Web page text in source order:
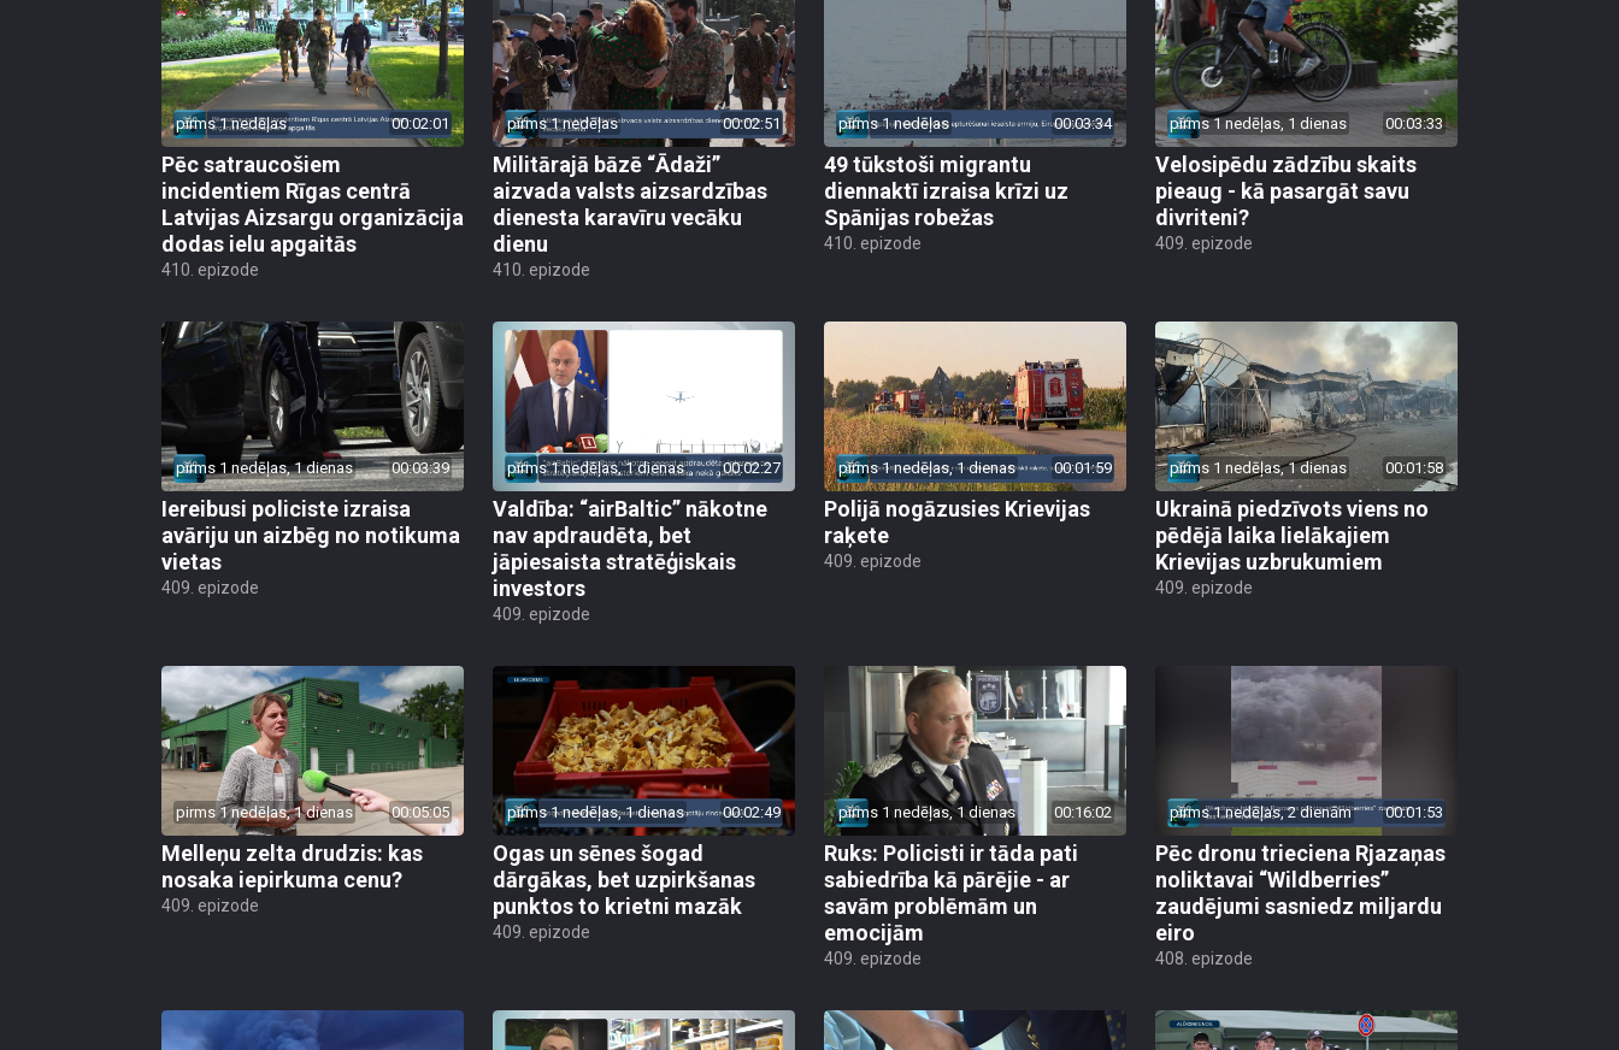
pirms 1 nedēļas 00:02:01
Pēc satraucošiem
incidentiem Rīgas centrā
Latvijas Aizsargu organizācija
dodas ielu apgaitās
410. epizode
pirms 1 nedēļas 00:02:51
Militārajā bāzē “Ādaži”
aizvada valsts aizsardzības
dienesta karavīru vecāku
dienu
410. epizode
pirms 1 nedēļas 00:03:34
49 tūkstoši migrantu
diennaktī izraisa krīzi uz
Spānijas robežas
410. epizode
pirms 1 nedēļas, 1 dienas 00:03:33
Velosipēdu zādzību skaits
pieaug - kā pasargāt savu
divriteni?
409. epizode
pirms 1 nedēļas, 1 dienas 00:03:39
Iereibusi policiste izraisa
avāriju un aizbēg no notikuma
vietas
409. epizode
pirms 1 nedēļas, 1 dienas 00:02:27
Valdība: “airBaltic” nākotne
nav apdraudēta, bet
jāpiesaista stratēģiskais
investors
409. epizode
pirms 1 nedēļas, 1 dienas 00:01:59
Polijā nogāzusies Krievijas
raķete
409. epizode
pirms 1 nedēļas, 1 dienas 00:01:58
Ukrainā piedzīvots viens no
pēdējā laika lielākajiem
Krievijas uzbrukumiem
409. epizode
pirms 1 nedēļas, 1 dienas 00:05:05
Melleņu zelta drudzis: kas
nosaka iepirkuma cenu?
409. epizode
pirms 1 nedēļas, 1 dienas 00:02:49
Ogas un sēnes šogad
dārgākas, bet uzpirkšanas
punktos to krietni mazāk
409. epizode
pirms 1 nedēļas, 1 dienas 00:16:02
Ruks: Policisti ir tāda pati
sabiedrība kā pārējie - ar
savām problēmām un
emocijām
409. epizode
pirms 1 nedēļas, 2 dienām 00:01:53
Pēc dronu trieciena Rjazaņas
noliktavai “Wildberries”
zaudējumi sasniedz miljardu
eiro
408. epizode